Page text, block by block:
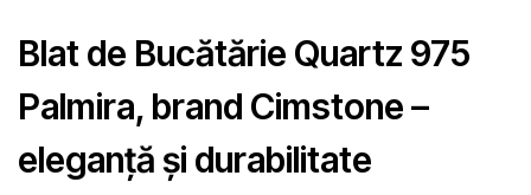
Blat de Bucătărie Quartz 975
Palmira, brand Cimstone –
eleganță și durabilitate